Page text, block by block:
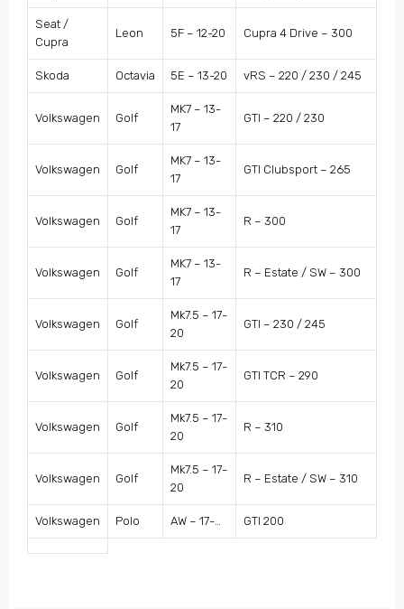
Seat /
Cupra
Leon 5F – 12-20 Cupra 4 Drive – 300
Skoda Octavia 5E – 13-20 vRS – 220 / 230 / 245
Volkswagen Golf
MK7 – 13-
17
GTI – 220 / 230
Volkswagen Golf
MK7 – 13-
17
GTI Clubsport – 265
Volkswagen Golf
MK7 – 13-
17
R – 300
Volkswagen Golf
MK7 – 13-
17
R – Estate / SW – 300
Volkswagen Golf
Mk7.5 – 17-
20
GTI – 230 / 245
Volkswagen Golf
Mk7.5 – 17-
20
GTI TCR – 290
Volkswagen Golf
Mk7.5 – 17-
20
R – 310
Volkswagen Golf
Mk7.5 – 17-
20
R – Estate / SW – 310
Volkswagen Polo AW – 17-… GTI 200